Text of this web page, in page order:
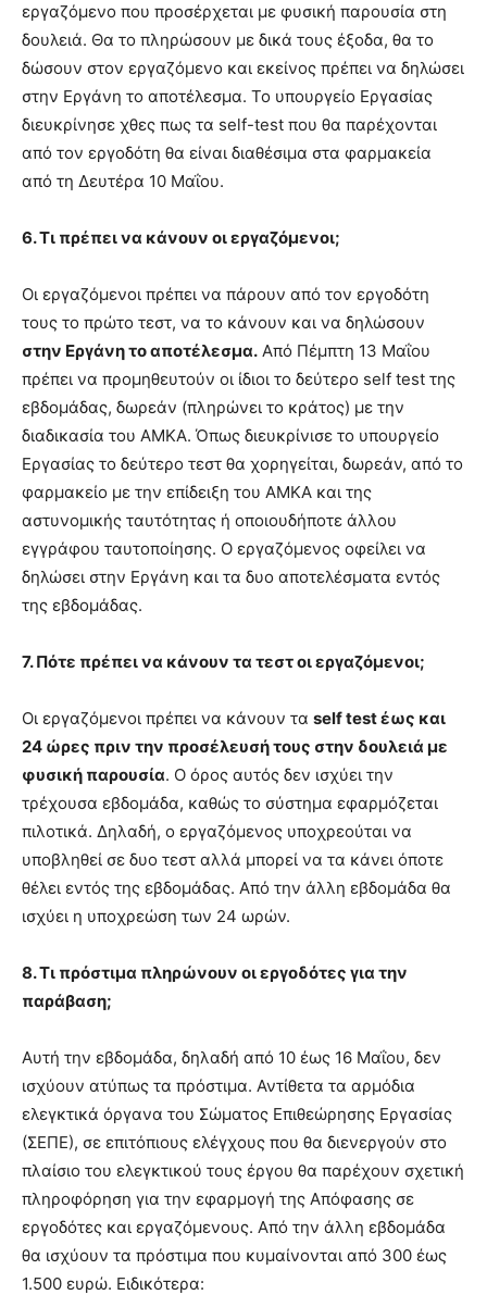
εργαζόμενο που προσέρχεται με φυσική παρουσία στη
δουλειά. Θα το πληρώσουν με δικά τους έξοδα, θα το
δώσουν στον εργαζόμενο και εκείνος πρέπει να δηλώσει
στην Εργάνη το αποτέλεσμα. Το υπουργείο Εργασίας
διευκρίνησε χθες πως τα self-test που θα παρέχονται
από τον εργοδότη θα είναι διαθέσιμα στα φαρμακεία
από τη Δευτέρα 10 Μαΐου.
6. Τι πρέπει να κάνουν οι εργαζόμενοι;
Οι εργαζόμενοι πρέπει να πάρουν από τον εργοδότη
τους το πρώτο τεστ, να το κάνουν και να δηλώσουν
στην Εργάνη το αποτέλεσμα. Από Πέμπτη 13 Μαΐου
πρέπει να προμηθευτούν οι ίδιοι το δεύτερο self test της
εβδομάδας, δωρεάν (πληρώνει το κράτος) με την
διαδικασία του ΑΜΚΑ. Όπως διευκρίνισε το υπουργείο
Εργασίας το δεύτερο τεστ θα χορηγείται, δωρεάν, από το
φαρμακείο με την επίδειξη του ΑΜΚΑ και της
αστυνομικής ταυτότητας ή οποιουδήποτε άλλου
εγγράφου ταυτοποίησης. Ο εργαζόμενος οφείλει να
δηλώσει στην Εργάνη και τα δυο αποτελέσματα εντός
της εβδομάδας.
7. Πότε πρέπει να κάνουν τα τεστ οι εργαζόμενοι;
Οι εργαζόμενοι πρέπει να κάνουν τα self test έως και
24 ώρες πριν την προσέλευσή τους στην δουλειά με
φυσική παρουσία. Ο όρος αυτός δεν ισχύει την
τρέχουσα εβδομάδα, καθώς το σύστημα εφαρμόζεται
πιλοτικά. Δηλαδή, ο εργαζόμενος υποχρεούται να
υποβληθεί σε δυο τεστ αλλά μπορεί να τα κάνει όποτε
θέλει εντός της εβδομάδας. Από την άλλη εβδομάδα θα
ισχύει η υποχρεώση των 24 ωρών.
8. Τι πρόστιμα πληρώνουν οι εργοδότες για την
παράβαση;
Αυτή την εβδομάδα, δηλαδή από 10 έως 16 Μαΐου, δεν
ισχύουν ατύπως τα πρόστιμα. Αντίθετα τα αρμόδια
ελεγκτικά όργανα του Σώματος Επιθεώρησης Εργασίας
(ΣΕΠΕ), σε επιτόπιους ελέγχους που θα διενεργούν στο
πλαίσιο του ελεγκτικού τους έργου θα παρέχουν σχετική
πληροφόρηση για την εφαρμογή της Απόφασης σε
εργοδότες και εργαζόμενους. Από την άλλη εβδομάδα
θα ισχύουν τα πρόστιμα που κυμαίνονται από 300 έως
1.500 ευρώ. Ειδικότερα: